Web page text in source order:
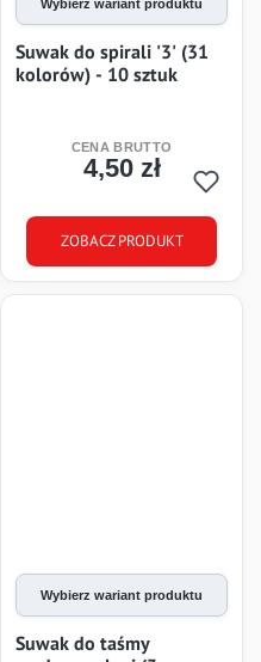
Wybierz wariant produktu
Suwak do spirali '3' (31
kolorów) - 10 sztuk
Cena
4,50 zł
ZOBACZ PRODUKT
Wybierz wariant produktu
Suwak do taśmy